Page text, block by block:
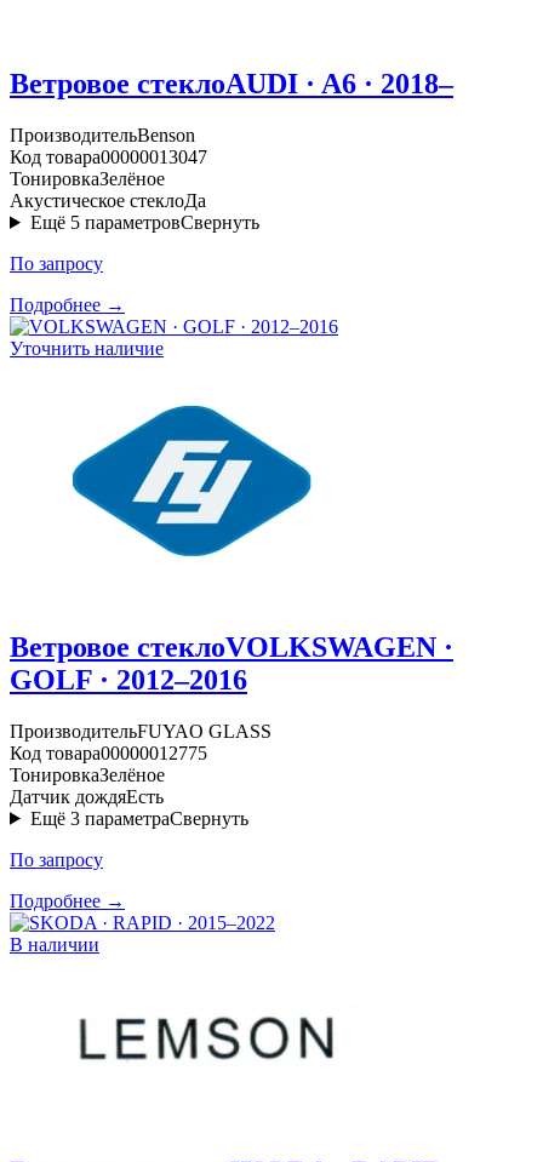
Ветровое стеклоAUDI · A6 · 2018–
ПроизводительBenson
Код товара00000013047
ТонировкаЗелёное
Акустическое стеклоДа
Ещё 5 параметровСвернуть
По запросу
Подробнее →
Уточнить наличие
Ветровое стеклоVOLKSWAGEN ·
GOLF · 2012–2016
ПроизводительFUYAO GLASS
Код товара00000012775
ТонировкаЗелёное
Датчик дождяЕсть
Ещё 3 параметраСвернуть
По запросу
Подробнее →
В наличии